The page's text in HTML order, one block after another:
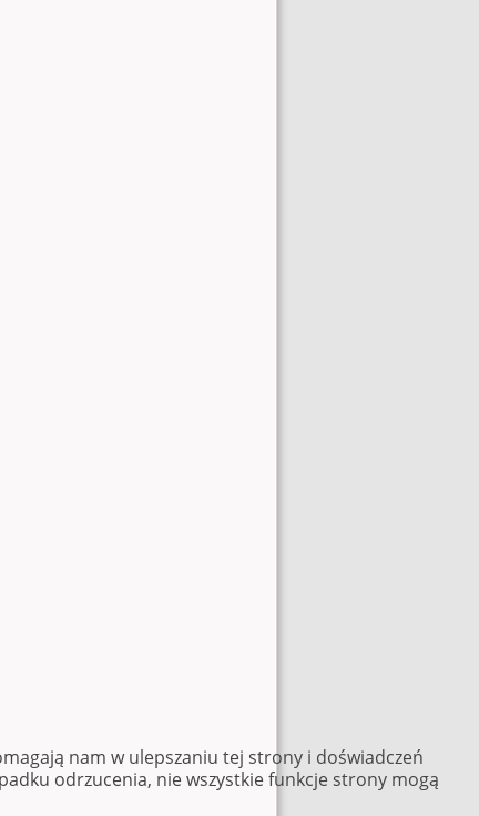
nam w ulepszaniu tej strony i doświadczeń
odrzucenia, nie wszystkie funkcje strony mogą